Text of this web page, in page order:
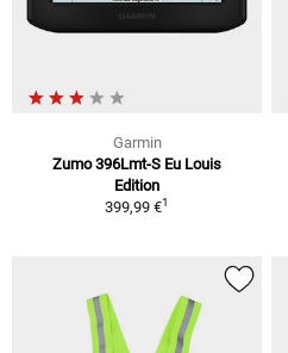
Garmin
Zumo 396Lmt-S Eu Louis
Edition
399,99 €1